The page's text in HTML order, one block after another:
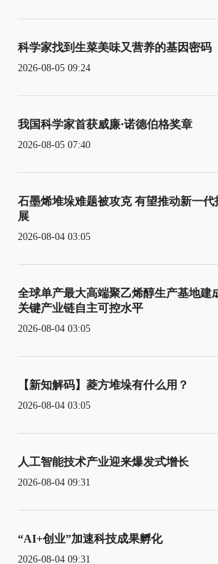
科学家找到生菜美味又营养的基因密码
2026-08-05 09:24
我国科学家首获威廉·诺德伯格奖章
2026-08-05 07:40
石墨烯堆垛难题被攻克 有望推动新一
展
2026-08-04 03:05
全球单产最大高端聚乙烯醇生产基地建
关键产业链自主可控水平
2026-08-04 03:05
【新知解码】菱方堆垛有什么用？
2026-08-04 03:05
人工智能技术产业迎来爆发式增长
2026-08-04 09:31
“AI+创业”加速科技成果孵化
2026-08-04 09:31